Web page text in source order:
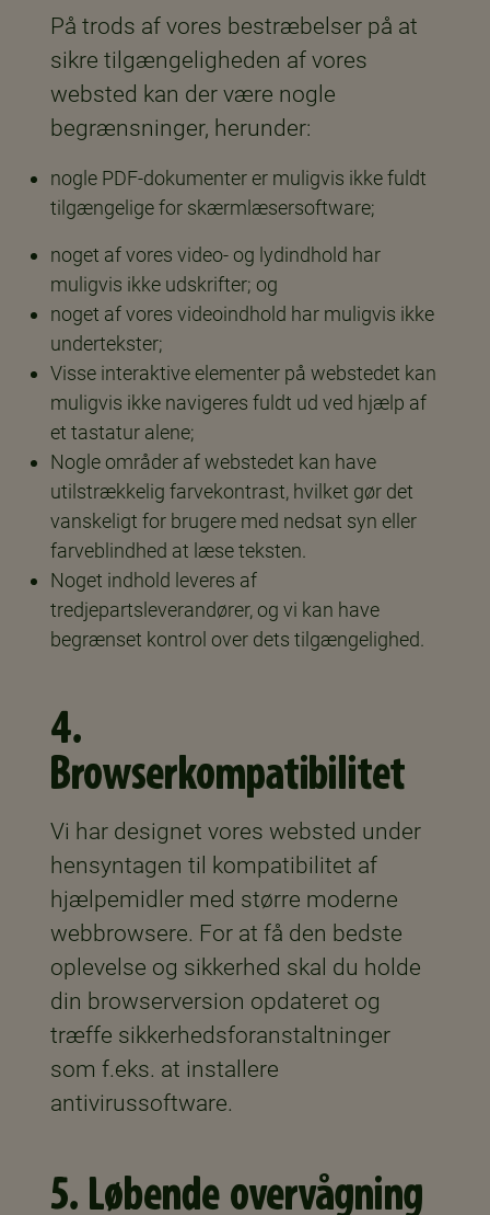
På trods af vores bestræbelser på at
sikre tilgængeligheden af vores
websted kan der være nogle
begrænsninger, herunder:
nogle PDF-dokumenter er muligvis ikke fuldt
tilgængelige for skærmlæsersoftware;
noget af vores video- og lydindhold har
muligvis ikke udskrifter; og
noget af vores videoindhold har muligvis ikke
undertekster;
Visse interaktive elementer på webstedet kan
muligvis ikke navigeres fuldt ud ved hjælp af
et tastatur alene;
Nogle områder af webstedet kan have
utilstrækkelig farvekontrast, hvilket gør det
vanskeligt for brugere med nedsat syn eller
farveblindhed at læse teksten.
Noget indhold leveres af
tredjepartsleverandører, og vi kan have
begrænset kontrol over dets tilgængelighed.
4.
Browserkompatibilitet
Vi har designet vores websted under
hensyntagen til kompatibilitet af
hjælpemidler med større moderne
webbrowsere. For at få den bedste
oplevelse og sikkerhed skal du holde
din browserversion opdateret og
træffe sikkerhedsforanstaltninger
som f.eks. at installere
antivirussoftware.
5. Løbende overvågning